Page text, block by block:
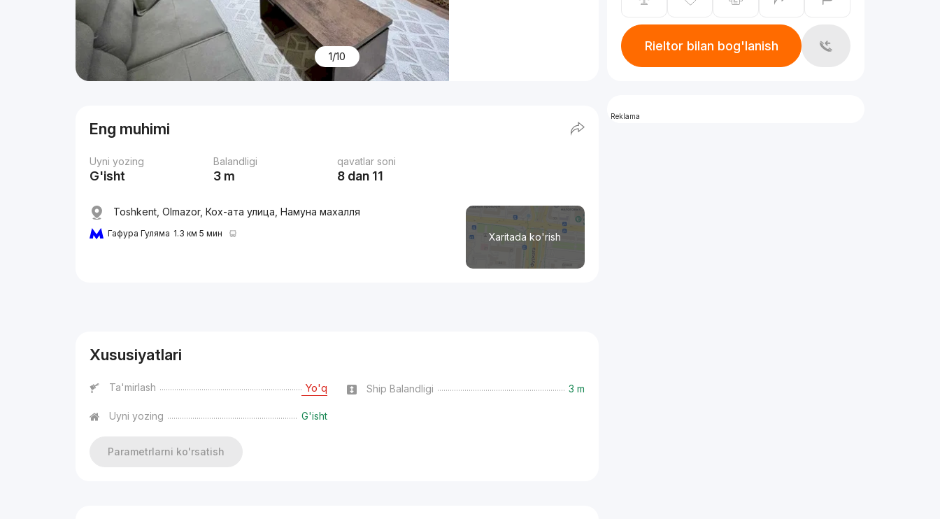
1/10
Eng muhimi
Uyni yozing
G'isht
Balandligi
3 m
qavatlar soni
8 dan 11
Xaritada ko'rish
Toshkent, Olmazor, Кох-ата улица, Намуна махалля
Гафура Гуляма 1.3 км 5 мин
Xususiyatlari
Ta'mirlash Yo'q Ship Balandligi 3 m
Uyni yozing G'isht
Parametrlarni ko'rsatish
Rieltor bilan bog'lanish
Reklama